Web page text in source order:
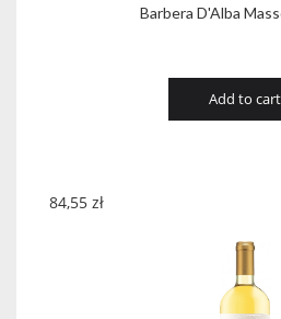
Barbera D'Alba
Add to cart
84,55 zł